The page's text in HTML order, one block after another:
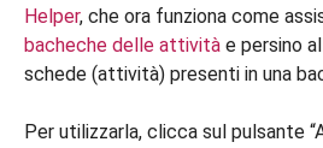
Helper, che ora funziona come
bacheche delle attività e persino
schede (attività) presenti in una
Per utilizzarla, clicca sul pulsante